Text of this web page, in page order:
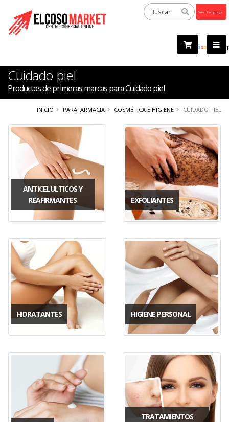
by
Cuidado piel
Productos de primeras marcas para Cuidado piel
INICIO PARAFARMACIA COSMÉTICA E HIGIENE CUIDADO PIEL
ANTICELULTICOS Y
REAFIRMANTES
EXFOLIANTES
HIDRATANTES HIGIENE PERSONAL
TRATAMIENTOS